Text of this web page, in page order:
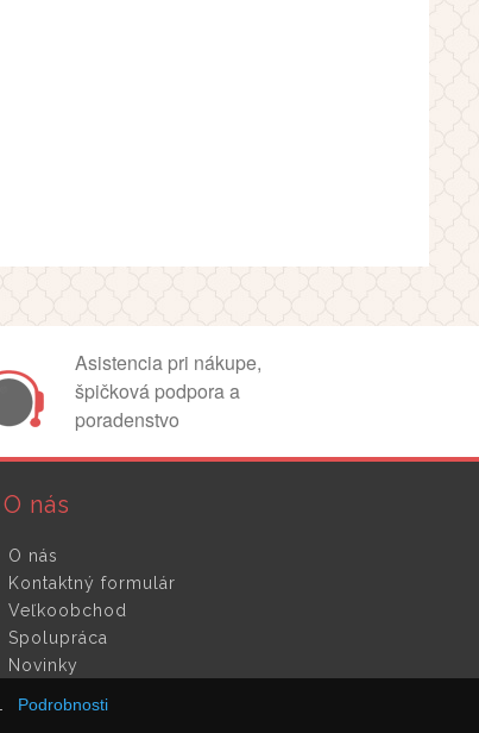
Asistencia pri nákupe,
špičková podpora a
poradenstvo
O nás
O nás
Kontaktný formulár
Veľkoobchod
Spolupráca
Novinky
Podrobnosti